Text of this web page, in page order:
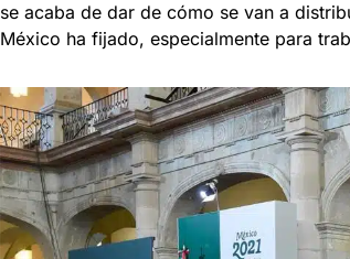
se acaba de dar de cómo se van a
México ha fijado, especialmente para